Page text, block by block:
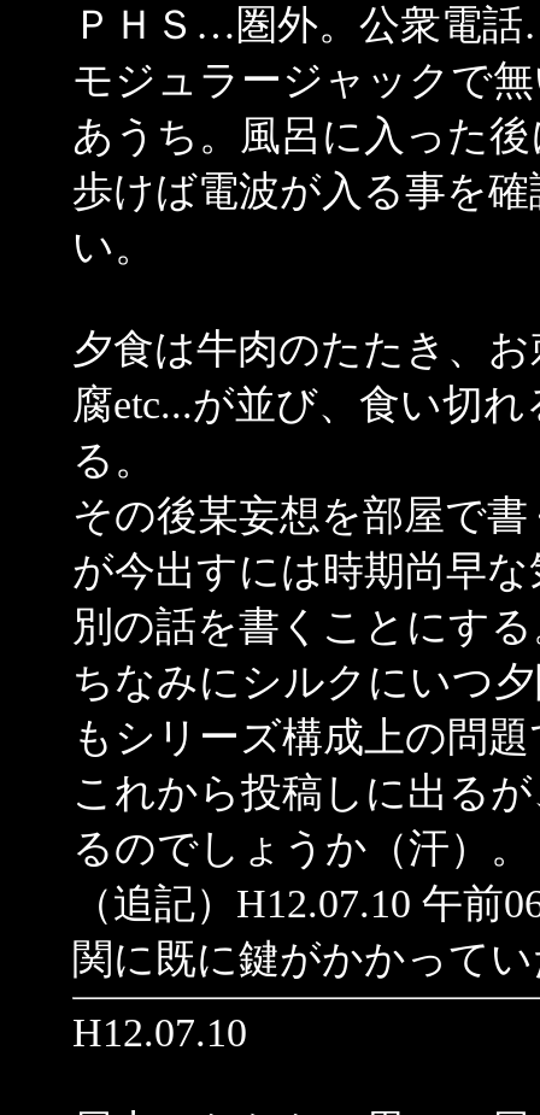
ＰＨＳ…圏外。公衆電
モジュラージャックで
あうち。風呂に入った
歩けば電波が入る事を
い。
夕食は牛肉のたたき、
腐etc...が並び、食い切
る。
その後某妄想を部屋で
が今出すには時期尚早
別の話を書くことにす
ちなみにシルクにいつ
もシリーズ構成上の問
これから投稿しに出る
るのでしょうか（汗）。
（追記）H12.07.10 午前
関に既に鍵がかかって
H12.07.10